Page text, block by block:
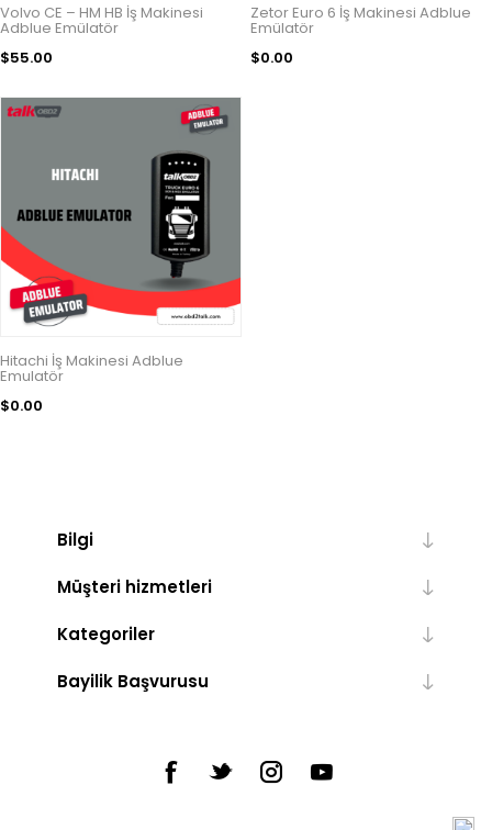
Volvo CE – HM HB İş Makinesi
Adblue Emülatör
$55.00
Zetor Euro 6 İş Makinesi Adblue
Emülatör
$0.00
Hitachi İş Makinesi Adblue
Emulatör
$0.00
Bilgi
Müşteri hizmetleri
Kategoriler
Bayilik Başvurusu